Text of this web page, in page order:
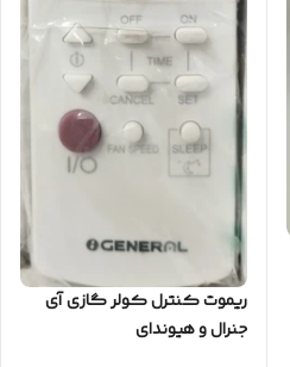
ریموت کنترل کولر گازی آی
جنرال و هیوندای